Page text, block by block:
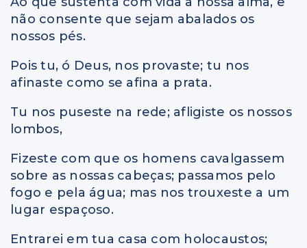
não consente que sejam abalados os
nossos pés.
Pois tu, ó Deus, nos provaste; tu nos
afinaste como se afina a prata.
Tu nos puseste na rede; afligiste os nossos
lombos,
Fizeste com que os homens cavalgassem
sobre as nossas cabeças; passamos pelo
fogo e pela água; mas nos trouxeste a um
lugar espaçoso.
Entrarei em tua casa com holocaustos;